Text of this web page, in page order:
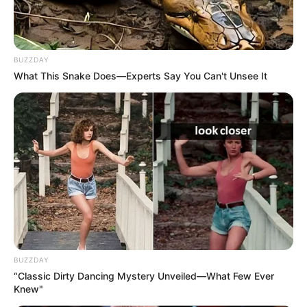
hospital. Amor salva!
+Fotógrafo usa IA para mostrar como estariam famosos que morreram
jovens .
Médico coloca luva cirúrgica no lugar de bolsa de colostomia em
Brasil |CONACS|
Associação
FNARAS|Solidariedade | Economia Governo|Política
Ministério da Saúde
|Agentes de
Saúde|Tecnologia |Saúde |Dinheiro
BUZZDAY
What This Snake Does—Experts Say You Can't Unsee It
BUZZDAY
“Classic Dirty Dancing Mystery Unveiled—What Few Ever
Knew"